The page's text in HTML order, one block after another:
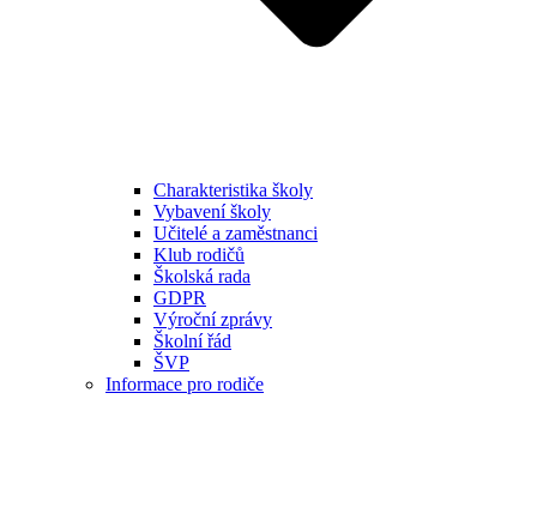
Charakteristika školy
Vybavení školy
Učitelé a zaměstnanci
Klub rodičů
Školská rada
GDPR
Výroční zprávy
Školní řád
ŠVP
Informace pro rodiče